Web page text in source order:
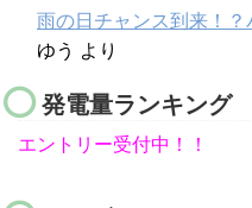
雨の日チャンス到来！
ゆう より
発電量ランキング
エントリー受付中！！